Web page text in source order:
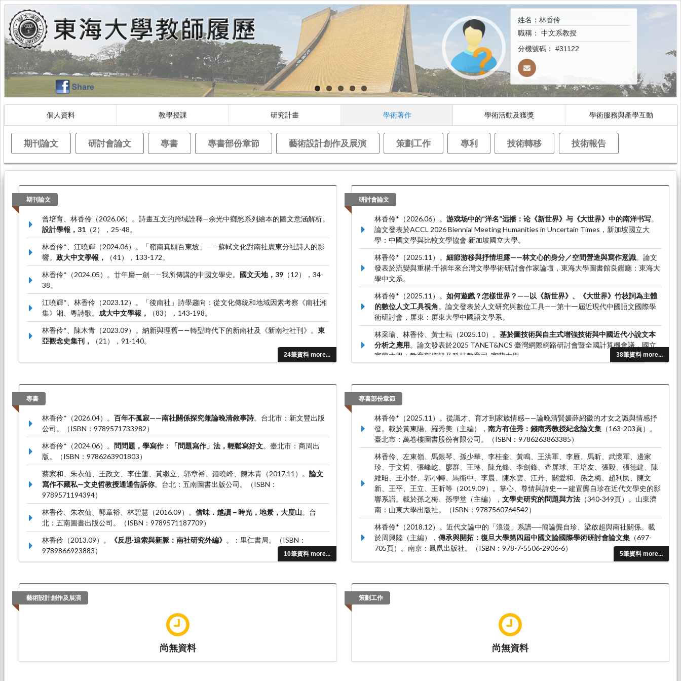
姓名：林香伶
職稱： 中文系教授
分機號碼： #31122
個人資料 教學授課 研究計畫 學術著作 學術活動及獲獎 學術服務與產學互動
期刊論文 研討會論文 專書 專書部份章節 藝術設計創作及展演 策劃工作 專利 技術轉移 技術報告
期刊論文
24筆資料 more...
曾培育、林香伶（2026.06）。詩畫互文的跨域詮釋—余光中鄉愁系列繪本的圖文意涵解析。
設計學報，31 （2），25-48。
林香伶*、江曉輝（2024.06）。「嶺南真願百東坡」——蘇軾文化對南社廣東分社詩人的影
響。 政大中文學報，
（41），133-172。
林香伶*（2024.05）。廿年磨一劍——我所傳講的中國文學史。 國文天地，39 （12），34-
38。
江曉輝*、林香伶（2023.12）。「後南社」詩學趨向：從文化傳統和地域因素考察《南社湘
集》湘、粵詩歌。 成大中文學報，
（83），143-198。
林香伶*、陳木青（2023.09）。納新與理舊——轉型時代下的新南社及《新南社社刊》。 東
亞觀念史集刊，
（21），91-140。
研討會論文
38筆資料 more...
林香伶*（2026.06）。 游戏场中的“洋名”远播：论《新世界》与《大世界》中的南洋书写。
論文發表於ACCL 2026 Biennial Meeting Humanities in Uncertain Times，新加坡國立大
學：中國文學與比較文學協會 新加坡國立大學。
林香伶*（2025.11）。 細節游移與抒情坦露——林文心的身分／空間營造與寫作意識。論文
發表於流變與重構:千禧年來台灣文學學術研討會作家論壇，東海大學圖書館良鑑廳：東海大
學中文系。
林香伶*（2025.11）。 如何遊戲？怎樣世界？——以《新世界》、《大世界》竹枝詞為主體
的數位人文工具視角。論文發表於人文研究與數位工具——第十一屆近現代中國語文國際學
術研討會，屏東：屏東大學中國語文學系。
林采瑜、林香伶、黃士耘（2025.10）。 基於圖技術與自主式增強技術與中國近代小說文本
分析之應用。論文發表於2025 TANET&NCS 臺灣網際網路研討會暨全國計算機會議，國立
宜蘭大學：教育部資訊及科技教育司, 宜蘭大學。
文發表於2024 年ACCL中國文學與比較文學雙年會議，香港科技大學：ACCL中國文學與比
較文學學會與香港科技大學。
專書
10筆資料 more...
林香伶*（2026.04）。 百年不孤寂——南社關係探究兼論晚清敘事詩。台北市：新文豐出版
公司。（ISBN：9789571733982）
林香伶*（2024.06）。 問問題，學寫作：「問題寫作」法，輕鬆寫好文。臺北市：商周出
版。（ISBN：9786263901803）
蔡家和、朱衣仙、王政文、李佳蓮、黃繼立、郭章裕、鍾曉峰、陳木青（2017.11）。 論文
寫作不藏私—文史哲教授通通告訴你。台北：五南圖書出版公司。（ISBN：
9789571194394）
林香伶、朱衣仙、郭章裕、林碧慧（2016.09）。 借味．越讀－時光，地景，大度山。台
北：五南圖書出版公司。（ISBN：9789571187709）
林香伶（2013.09）。
《反思‧追索與新脈：南社研究外編》 。：里仁書局。（ISBN：
9789866923883）
專書部份章節
5筆資料 more...
林香伶*（2025.11）。從識才、育才到家族情感——論晚清賢媛薛紹徽的才女之識與情感抒
發。載於黃東陽、羅秀美（主編）， 南方有佳秀：錢南秀教授紀念論文集 （163-203頁）。
臺北市：萬卷樓圖書股份有限公司。（ISBN：9786263863385）
林香伶、左東嶺、馬銀琴、孫少華、李桂奎、黃鳴、王洪軍、李雁、馬昕、武懷軍、邊家
珍、于文哲、張峰屹、廖群、王琳、陳允鋒、李劍鋒、查屏球、王培友、張毅、張德建、陳
維昭、王小舒、郭小轉、馬衞中、李晨、陳水雲、江丹、關愛和、孫之梅、趙利民、陳文
新、王平、王立、王昕等（2019.09）。掌心、尊情與詩史——建置龔自珍在近代文學史的影
響系譜。載於孫之梅、孫學堂（主編）， 文學史研究的問題與方法 （340-349頁）。山東濟
南：山東大學出版社。（ISBN：9787560764542）
林香伶*（2018.12）。近代文論中的「浪漫」系譜──簡論龔自珍、梁啟超與南社關係。載
於周興陸（主編）， 傳承與開拓：復旦大學第四屆中國文論國際學術研討會論文集 （697-
705頁）。南京：鳳凰出版社。（ISBN：978-7-5506-2906-6）
林香伶*（2017.12）。抒情轉化與詩史建構——以近代詩話為側面的探討。載於程中山、陳
（ISBN：9879628500970）
（2009.12）。。載於吳彩娥,周益忠,林淑貞,呂光華,林香伶（主編），
（191-238頁）。彰化：彰化師範大學國文系。
藝術設計創作及展演
尚無資料
策劃工作
尚無資料